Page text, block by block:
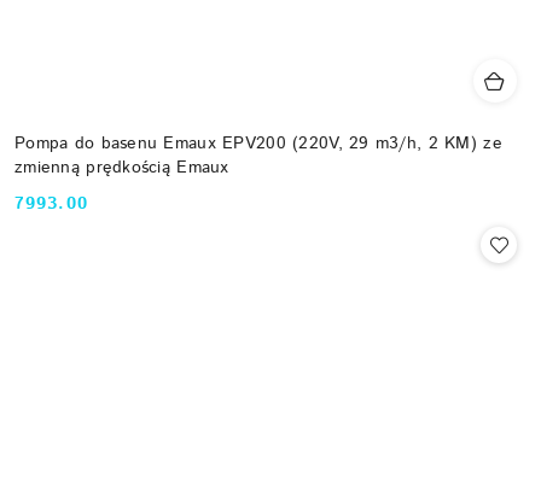
Pompa do basenu Emaux EPV200 (220V, 29 m3/h, 2 KM) ze
zmienną prędkością Emaux
Cena:
7993.00